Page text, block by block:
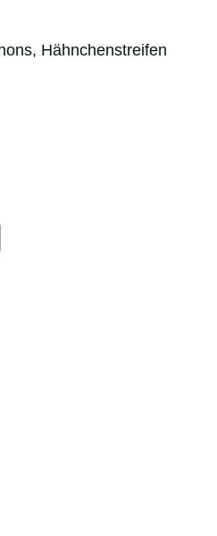
Hähnchenstreifen